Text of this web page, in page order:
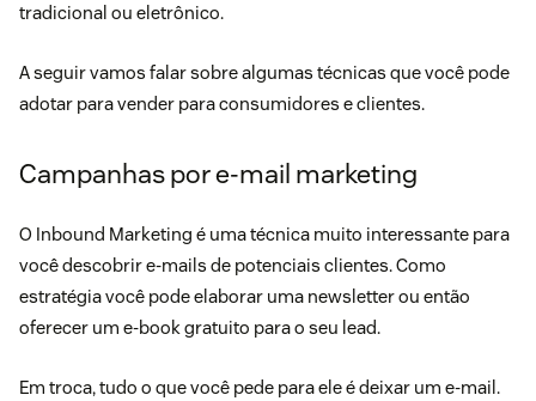
tradicional ou eletrônico.
A seguir vamos falar sobre algumas técnicas que você pode
adotar para vender para consumidores e clientes.
Campanhas por e-mail marketing
O Inbound Marketing é uma técnica muito interessante para
você descobrir e-mails de potenciais clientes. Como
estratégia você pode elaborar uma newsletter ou então
oferecer um e-book gratuito para o seu lead.
Em troca, tudo o que você pede para ele é deixar um e-mail.